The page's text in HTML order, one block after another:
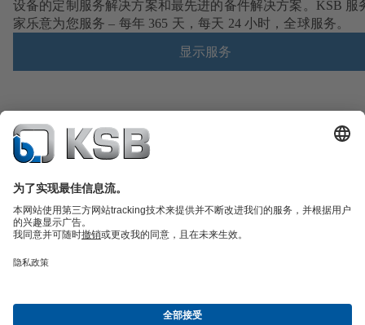
设备的定制服务解决方案和最先进的备件解决方案。KSB 服
家乐意为您服务 – 每年 365 天，每天 24 小时，全球服务。
显示服务